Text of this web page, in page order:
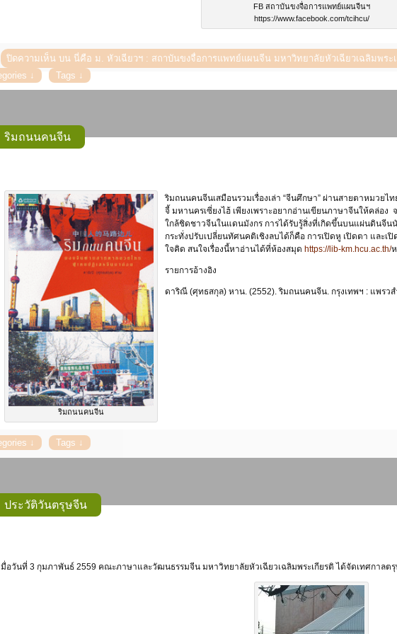
FB สถาบันขงจื่อการแพทย์แผนจีนฯ
https://www.facebook.com/tcihcu/
ปิดความเห็น บน นี่คือ ม. หัวเฉียวฯ : สถาบันขงจื่อการแพทย์แผนจีน มหาวิทยาลัยหัวเฉียวเฉลิมพร
ริมถนนคนจีน
ริมถนนคนจีน
ริมถนนคนจีนเสมือนรวมเรื่องเล่า “จีนศึกษา” ผ่านสายตาหมวย
จี้ มหานครเซี่ยงไฮ้ เพียงเพราะอยากอ่านเขียนภาษาจีนให้คล่อ
ใกล้ชิดชาวจีนในแดนมังกร การได้รับรู้สิ่งที่เกิดขึ้นบนแผ่นดินจี
กระทั่งปรับเปลี่ยนทัศนคติเชิงลบได้ก็คือ การเปิดหู เปิดตา และเ
ใจคิด สนใจเรื่องนี้หาอ่านได้ที่ห้องสมุด https://lib-km.hcu.ac.th/
รายการอ้างอิง
ดาริณี (ศุทธสกุล) หาน. (2552). ริมถนนคนจีน. กรุงเทพฯ : แพรว
ประวัติวันตรุษจีน
เมื่อวันที่ 3 กุมภาพันธ์ 2559 คณะภาษาและวัฒนธรรมจีน มหาวิทยาลัยหัวเฉียวเฉลิมพระเกียรติ ได้จัดเทศกาล